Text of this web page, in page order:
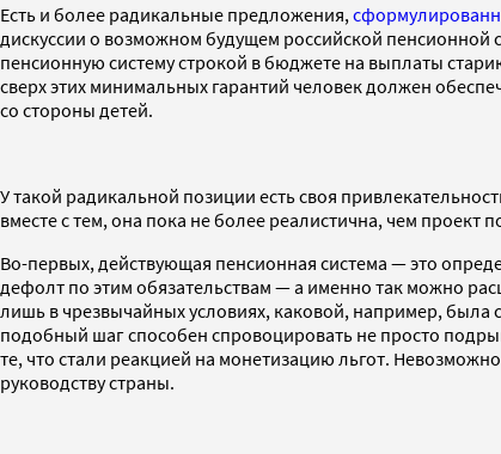
Есть и более радикальные предложения,
дискуссии о возможном будущем российской пенсионной
пенсионную систему строкой в бюджете на выплаты
сверх этих минимальных гарантий человек должен
со стороны детей.
У такой радикальной позиции есть своя
вместе с тем, она пока не более реалистична, чем
Во-первых, действующая пенсионная система — это
дефолт по этим обязательствам — а именно так можно
лишь в чрезвычайных условиях, каковой, например, была
подобный шаг способен спровоцировать не просто
те, что стали реакцией на монетизацию льгот.
руководству страны.